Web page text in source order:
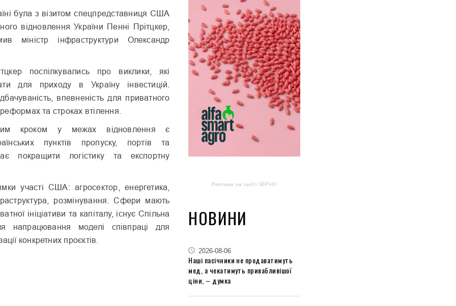
була з візитом спецпредставниця США
відновлення України Пенні Прітцкер,
міністр інфраструктури Олександр
поспілкувались про виклики, які
для приходу в Україну інвестицій.
впевненість для приватного
реформах та строках втілення.
кроком у межах відновлення є
пунктів пропуску, портів та
покращити логістику та експортну
участі США: агросектор, енергетика,
розмінування. Сфери мають
ініціативи та капіталу, існує Спільна
напрацювання моделі співпраці для
конкретних проєктів.
Реклама на сайті ЗЕРНО
НОВИНИ
2026-08-06
Наші пасічники не продаватимуть
мед, а чекатимуть привабливішої
ціни, – думка